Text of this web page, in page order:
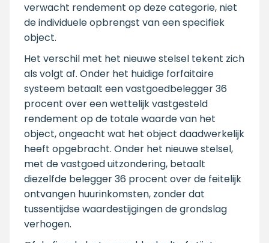
verwacht rendement op deze categorie, niet
de individuele opbrengst van een specifiek
object.
Het verschil met het nieuwe stelsel tekent zich
als volgt af. Onder het huidige forfaitaire
systeem betaalt een vastgoedbelegger 36
procent over een wettelijk vastgesteld
rendement op de totale waarde van het
object, ongeacht wat het object daadwerkelijk
heeft opgebracht. Onder het nieuwe stelsel,
met de vastgoed uitzondering, betaalt
diezelfde belegger 36 procent over de feitelijk
ontvangen huurinkomsten, zonder dat
tussentijdse waardestijgingen de grondslag
verhogen.